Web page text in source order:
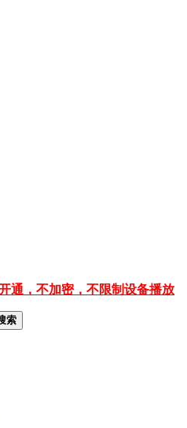
通，不加密，不限制设备播放
索